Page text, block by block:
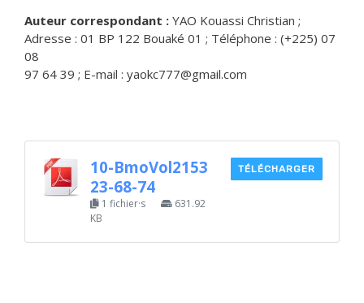
Auteur correspondant : YAO Kouassi Christian ;
Adresse : 01 BP 122 Bouaké 01 ; Téléphone : (+225) 07
08
97 64 39 ; E-mail : yaokc777@gmail.com
10-BmoVol2153
23-68-74
1 fichier·s
631.92
KB
TÉLÉCHARGER